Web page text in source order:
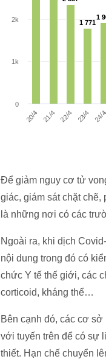
Để giảm nguy cơ tử
giác, giám sát chặt
là những nơi có các
Ngoài ra, khi dịch
nội dung trong đó có
chức Y tế thế giới, các
corticoid, kháng thể…
Bên cạnh đó, các cơ
với tuyến trên để có sự
thiết. Hạn chế chuyển